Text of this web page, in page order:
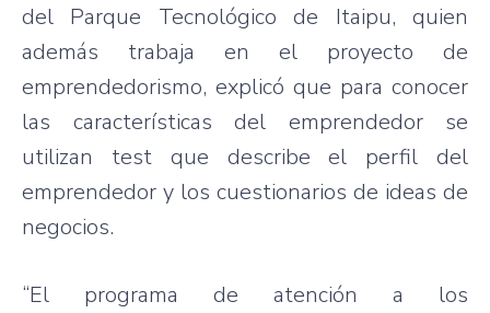
del Parque Tecnológico de Itaipu,quien
además
trabaja en el proyecto de
emprendedorismo, explicó que para conocer
las
características del emprendedorse
utilizan test que describe el perfil del
emprendedor y los cuestionarios de ideas de
negocios.
“El programa de atención a los